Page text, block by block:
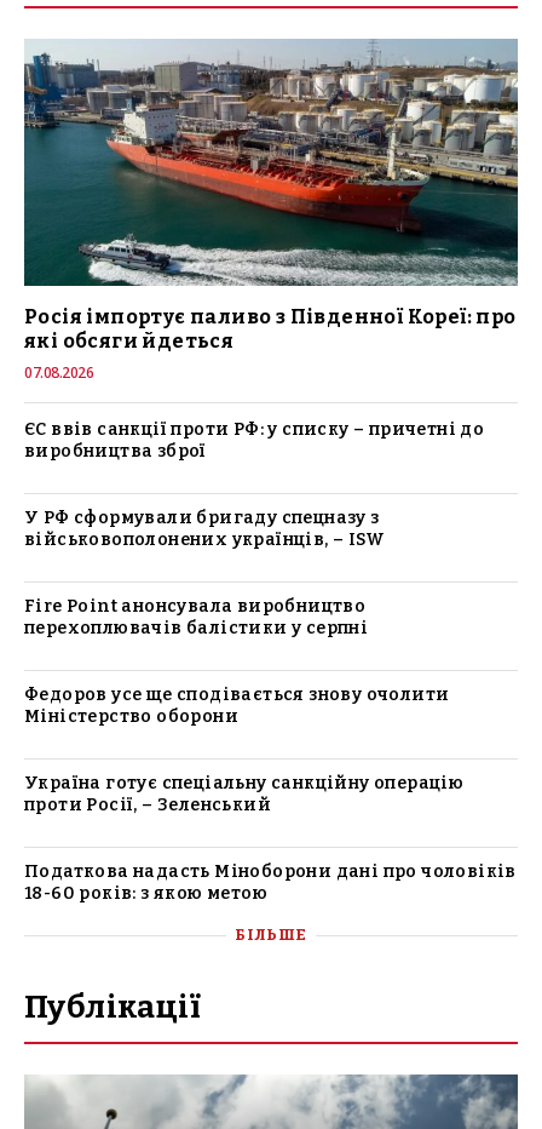
Росія імпортує паливо з Південної Кореї: про
які обсяги йдеться
07.08.2026
ЄС ввів санкції проти РФ: у списку – причетні до
виробництва зброї
У РФ сформували бригаду спецназу з
військовополонених українців, – ISW
Fire Point анонсувала виробництво
перехоплювачів балістики у серпні
Федоров усе ще сподівається знову очолити
Міністерство оборони
Україна готує спеціальну санкційну операцію
проти Росії, – Зеленський
Податкова надасть Міноборони дані про чоловіків
18-60 років: з якою метою
БІЛЬШЕ
Публікації